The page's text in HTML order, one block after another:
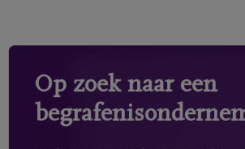
Op zoek naar een